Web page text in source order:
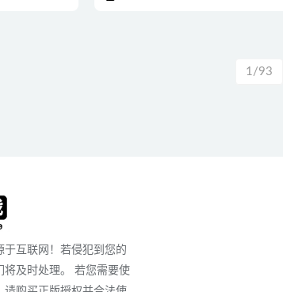
1/93
于互联网！若侵犯到您的
及时处理。 若您需要使